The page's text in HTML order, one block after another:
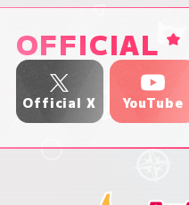
OFFICIAL
Official X YouTube